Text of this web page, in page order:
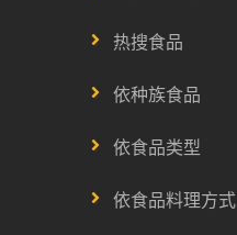
热搜食品
依种族食品
依食品类型
依食品料理方式